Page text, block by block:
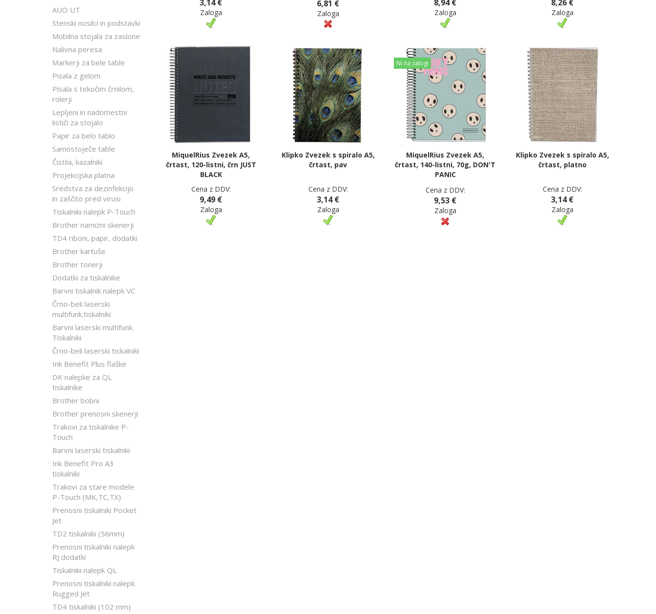
AUO UT
Stenski nosilci in podstavki
Mobilna stojala za zaslone
Nalivna peresa
Markerji za bele table
Pisala z gelom
Pisala s tekočim črnilom,
rolerji
Lepljeni in nadomestni
lističi za stojalo
Papir za belo tablo
Samostoječe table
Čistila, kazalniki
Projekcijska platna
Sredstva za dezinfekcijo
in zaščito pred virusi
Tiskalniki nalepk P-Touch
Brother namizni skenerji
TD4 riboni, papir, dodatki
Brother kartuše
Brother tonerji
Dodatki za tiskalnike
Barvni tiskalnik nalepk VC
Črno-beli laserski
multifunk.tiskalniki
Barvni laserski multifunk.
Tiskalniki
Črno-beli laserski tiskalniki
Ink Benefit Plus flaške
DK nalepke za QL
tiskalnike
Brother bobni
Brother prenosni skenerji
Trakovi za tiskalnike P-
Touch
Barvni laserski tiskalniki
Ink Benefit Pro A3
tiskalniki
Trakovi za stare modele
P-Touch (MK,TC,TX)
Prenosni tiskalniki Pocket
Jet
TD2 tiskalniki (56mm)
Prenosni tiskalniki nalepk
RJ dodatki
Tiskalniki nalepk QL
Prenosni tiskalniki nalepk
Rugged Jet
TD4 tiskalniki (102 mm)
3,14 €
Zaloga
6,81 €
Zaloga
8,94 €
Zaloga
8,26 €
Zaloga
MiquelRius Zvezek A5,
črtast, 120-listni, črn JUST
BLACK
Cena z DDV:
9,49 €
Zaloga
Klipko Zvezek s spiralo A5,
črtast, pav
Cena z DDV:
3,14 €
Zaloga
Ni na zalogi
MiquelRius Zvezek A5,
črtast, 140-listni, 70g, DON'T
PANIC
Cena z DDV:
9,53 €
Zaloga
Klipko Zvezek s spiralo A5,
črtast, platno
Cena z DDV:
3,14 €
Zaloga